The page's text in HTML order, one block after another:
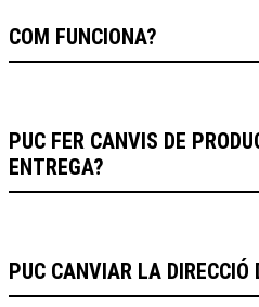
COM FUNCIONA?
PUC FER CANVIS DE
ENTREGA?
PUC CANVIAR LA DIRECCIÓ